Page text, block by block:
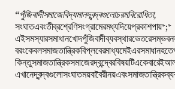
“পুঁজিবাদীসমাজেবিদ্যমানদ্বন্দ্বগুলোচরমবিরোধিতা,
সংঘাতএবংতীব্রশ্রেণিসংগ্রামেরমধ্যদিয়েপ্রকাশপায়*;*